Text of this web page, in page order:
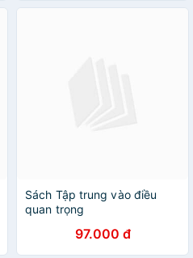
Sách Tập trung vào điều
quan trọng
97.000 đ